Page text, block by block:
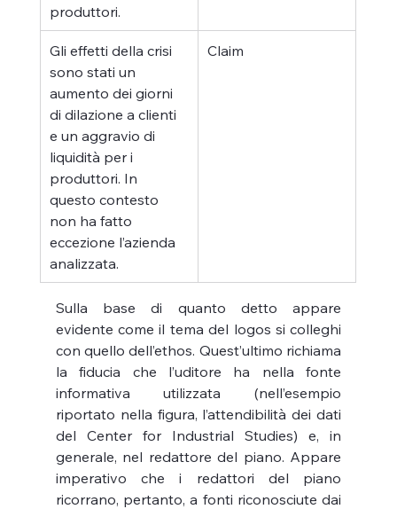
produttori.
Gli effetti della crisi
sono stati un
aumento dei giorni
di dilazione a clienti
e un aggravio di
liquidità per i
produttori. In
questo contesto
non ha fatto
eccezione l’azienda
analizzata.
Claim
Sulla base di quanto detto appare
evidente come il tema del logos si colleghi
con quello dell’ethos. Quest’ultimo richiama
la fiducia che l’uditore ha nella fonte
informativa utilizzata (nell’esempio
riportato nella figura, l’attendibilità dei dati
del Center for Industrial Studies) e, in
generale, nel redattore del piano. Appare
imperativo che i redattori del piano
ricorrano, pertanto, a fonti riconosciute dai